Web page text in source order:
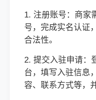
1. 注册账号：商家
号，完成实名认证
合法性。
2. 提交入驻申请：
台，填写入驻信息
容、联系方式等，